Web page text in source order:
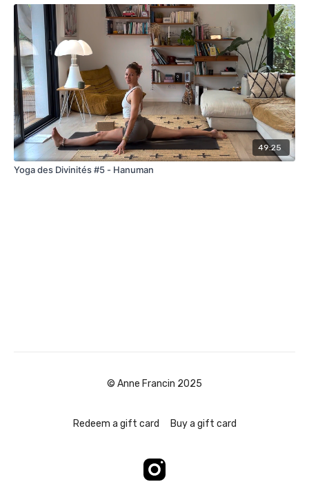
49:25
Yoga des Divinités #5 - Hanuman
© Anne Francin 2025
Redeem a gift card Buy a gift card